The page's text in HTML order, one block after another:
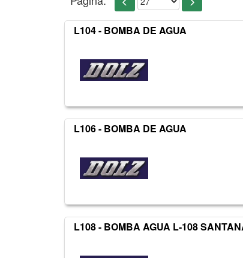
L104 - BOMBA DE AGUA
L106 - BOMBA DE AGUA
L108 - BOMBA AGUA L-108